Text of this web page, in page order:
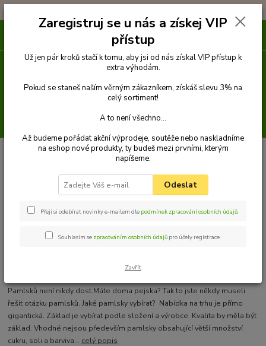
Pamlsky Pamlsky ze sušeného masa
Tyčinka jehněčí mini
Tyčinka jehněčí mini 100g
Pamlsků není nikdy dost.Máte doma pejska? Tak to jste někdy museli
řešit otázku pamlsků. Jaké pamlsky vybírat? Nabídka na trhu je přímo
gigantická. Základ je vybírat podle složení a výrobce. Kvalita by měla být
základ. Vhodné nejsou především pamlsky obsahující větší množství
cukru, soli a barviva... celý popis
Zaregistruj se u nás a získej VIP
přístup
Už jen pár kroků stačí k tomu, aby jsi od nás získal VIP přístup k
extra výhodám.
Pokud se staneš naším věrným zákazníkem, získáš slevu 3% na
celý sortiment!
A to není všechno...
Až budeme pořádat akční výprodeje, soutěže nebo naskladníme
na eshop nové produkty, ty budeš mezi prvními, kterým
napíšeme.
Odeslat
Přeji si odebírat novinky e-mailem dle podmínek zpracování osobních údajů.
Souhlasím se zpracováním osobních údajů pro účely registrace.
Zavřít